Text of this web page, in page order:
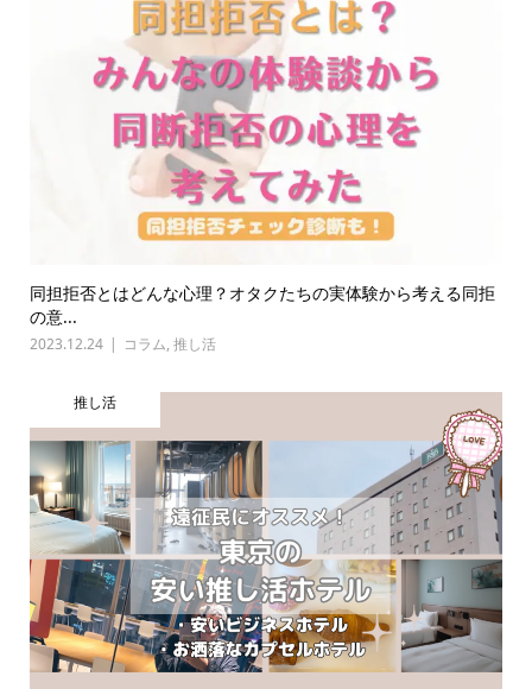
同担拒否とはどんな心理？オタクたちの実体験から考える同拒
の意...
2023.12.24 コラム, 推し活
推し活